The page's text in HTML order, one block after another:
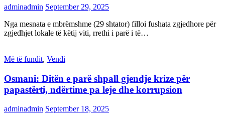
adminadmin September 29, 2025
Nga mesnata e mbrëmshme (29 shtator) filloi fushata zgjedhore për
zgjedhjet lokale të këtij viti, rrethi i parë i të…
Më të fundit, Vendi
Osmani: Ditën e parë shpall gjendje krize për
papastërti, ndërtime pa leje dhe korrupsion
adminadmin September 18, 2025